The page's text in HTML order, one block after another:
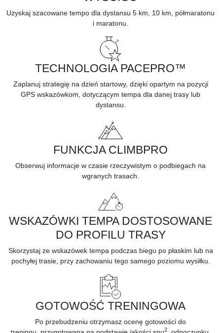
Uzyskaj szacowane tempo dla dystansu 5 km, 10 km, półmaratonu
i maratonu.
TECHNOLOGIA PACEPRO™
Zaplanuj strategię na dzień startowy, dzięki opartym na pozycji
GPS wskazówkom, dotyczącym tempa dla danej trasy lub
dystansu.
FUNKCJA CLIMBPRO
Obserwuj informacje w czasie rzeczywistym o podbiegach na
wgranych trasach.
WSKAZÓWKI TEMPA DOSTOSOWANE
DO PROFILU TRASY
Skorzystaj ze wskazówek tempa podczas biegu po płaskim lub na
pochyłej trasie, przy zachowaniu tego samego poziomu wysiłku.
GOTOWOŚĆ TRENINGOWA
Po przebudzeniu otrzymasz ocenę gotowości do
2